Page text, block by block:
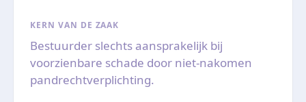
KERN VAN DE ZAAK
Bestuurder slechts aansprakelijk bij
voorzienbare schade door niet-nakomen
pandrechtverplichting.